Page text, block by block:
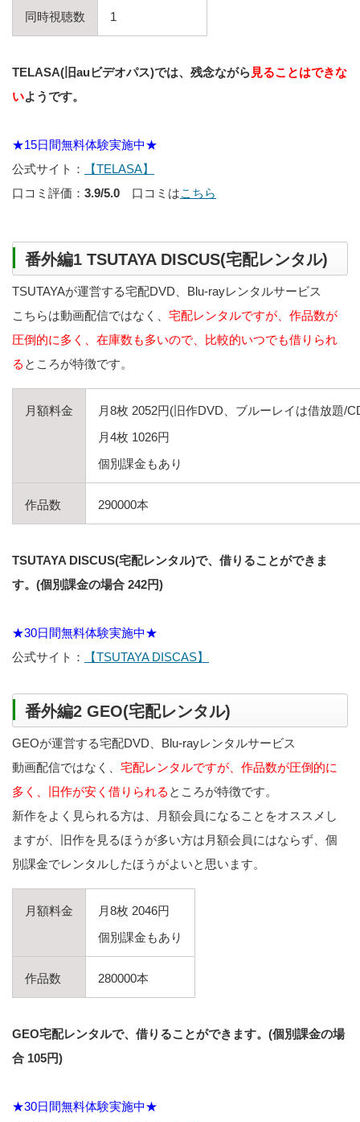
同時視聴数 1
TELASA(旧auビデオパス)では、残念ながら 見ることはできな
いようです。
★15日間無料体験実施中★
公式サイト：
【TELASA】
口コミ評価： 3.9/5.0 口コミはこちら
番外編1 TSUTAYA DISCUS(宅配レンタル)
TSUTAYAが運営する宅配DVD、Blu-rayレンタルサービス
こちらは動画配信ではなく、 宅配レンタルですが、作品数が
圧倒的に多く、在庫数も多いので、比較的いつでも借りられ
る ところが特徴です。
月額料金
月8枚 2052円(旧作DVD、ブルーレイは借放題/
月4枚 1026円
個別課金もあり
作品数 290000本
TSUTAYA DISCUS(宅配レンタル)で、借りることができま
す。(個別課金の場合 242円)
★30日間無料体験実施中★
公式サイト：
【TSUTAYA DISCAS】
番外編2 GEO(宅配レンタル)
GEOが運営する宅配DVD、Blu-rayレンタルサービス
動画配信ではなく、 宅配レンタルですが、作品数が圧倒的に
多く、旧作が安く借りられる ところが特徴です。
新作をよく見られる方は、月額会員になることをオススメし
ますが、旧作を見るほうが多い方は月額会員にはならず、個
別課金でレンタルしたほうがよいと思います。
月額料金
月8枚 2046円
個別課金もあり
作品数 280000本
GEO宅配レンタルで、借りることができます。(個別課金の場
合 105円)
★30日間無料体験実施中★